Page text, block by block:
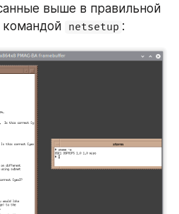
выше в правильной
командой netsetup :